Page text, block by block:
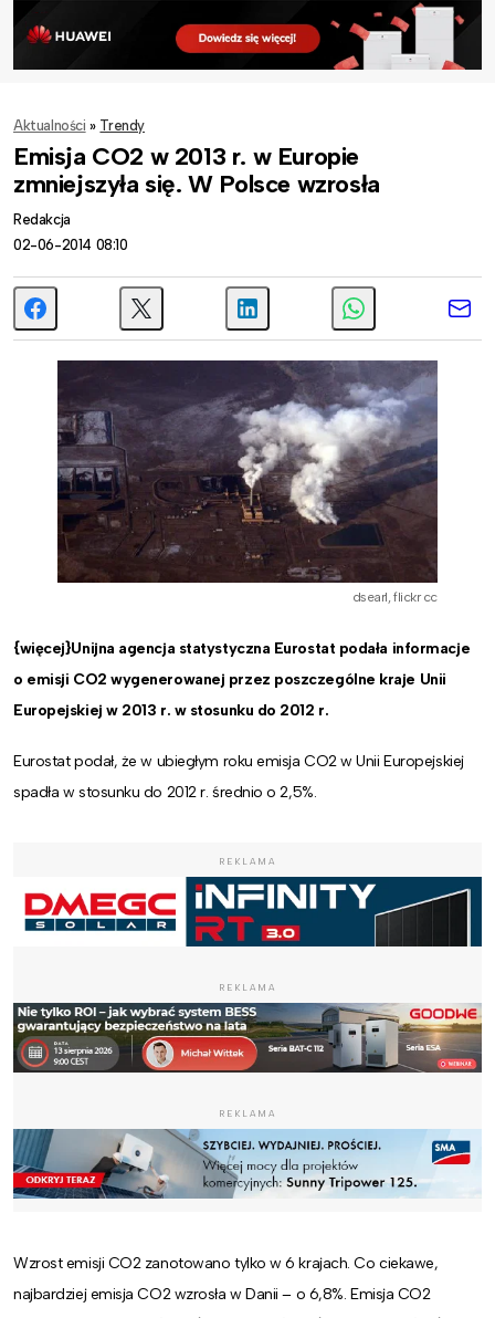
Aktualności » Trendy
Emisja CO2 w 2013 r. w Europie
zmniejszyła się. W Polsce wzrosła
Redakcja
02-06-2014 08:10
dsearl, flickr cc
{więcej}Unijna agencja statystyczna Eurostat podała informacje
o emisji CO2 wygenerowanej przez poszczególne kraje Unii
Europejskiej w 2013 r. w stosunku do 2012 r.
Eurostat podał, że w ubiegłym roku emisja CO2 w Unii Europejskiej
spadła w stosunku do 2012 r. średnio o 2,5%.
REKLAMA
REKLAMA
REKLAMA
Wzrost emisji CO2 zanotowano tylko w 6 krajach. Co ciekawe,
najbardziej emisja CO2 wzrosła w Danii – o 6,8%. Emisja CO2